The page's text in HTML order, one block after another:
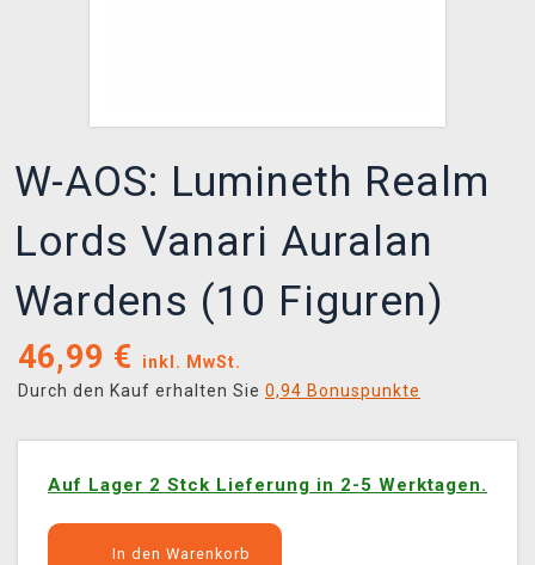
W-AOS: Lumineth Realm
Lords Vanari Auralan
Wardens (10 Figuren)
46,99 €
inkl. MwSt.
Durch den Kauf erhalten Sie 0,94 Bonuspunkte
Auf Lager 2 Stck Lieferung in 2-5 Werktagen.
In den Warenkorb